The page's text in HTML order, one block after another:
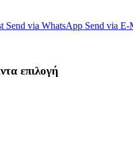
Send via WhatsApp Send via E-
επιλογή